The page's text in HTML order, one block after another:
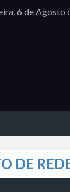
6 de Agosto
DE